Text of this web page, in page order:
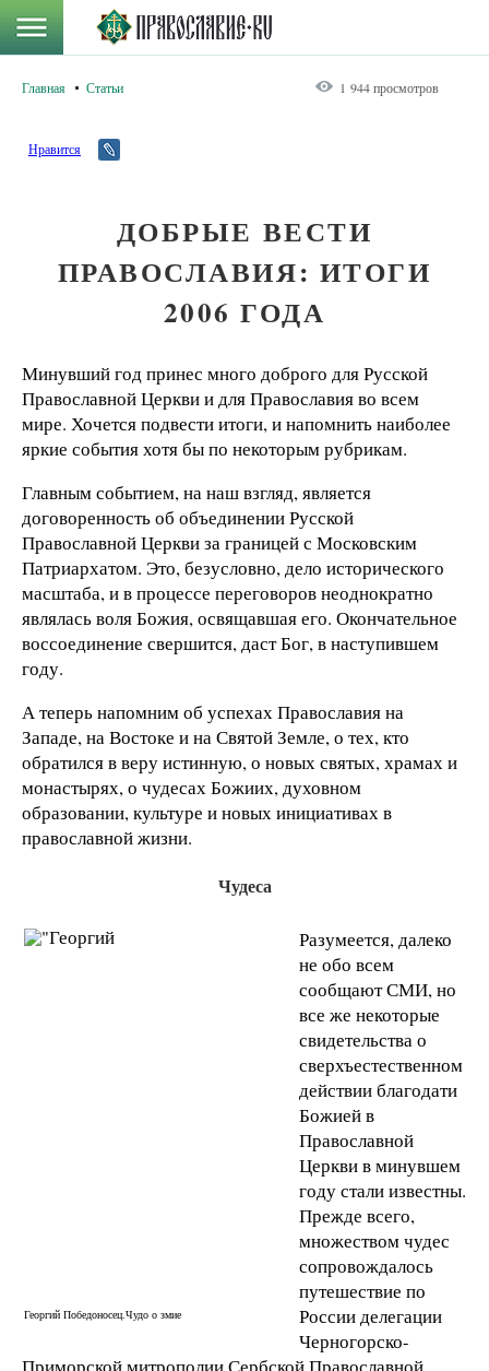
Главная Статьи 1 944 просмотров
Нравится
ДОБРЫЕ ВЕСТИ
ПРАВОСЛАВИЯ: ИТОГИ
2006 ГОДА
Минувший год принес много доброго для Русской
Православной Церкви и для Православия во всем
мире. Хочется подвести итоги, и напомнить наиболее
яркие события хотя бы по некоторым рубрикам.
Главным событием, на наш взгляд, является
договоренность об объединении Русской
Православной Церкви за границей с Московским
Патриархатом. Это, безусловно, дело исторического
масштаба, и в процессе переговоров неоднократно
являлась воля Божия, освящавшая его. Окончательное
воссоединение свершится, даст Бог, в наступившем
году.
А теперь напомним об успехах Православия на
Западе, на Востоке и на Святой Земле, о тех, кто
обратился в веру истинную, о новых святых, храмах и
монастырях, о чудесах Божиих, духовном
образовании, культуре и новых инициативах в
православной жизни.
Чудеса
Георгий Победоносец.Чудо о змие
Разумеется, далеко
не обо всем
сообщают СМИ, но
все же некоторые
свидетельства о
сверхъестественном
действии благодати
Божией в
Православной
Церкви в минувшем
году стали известны.
Прежде всего,
множеством чудес
сопровождалось
путешествие по
России делегации
Черногорско-